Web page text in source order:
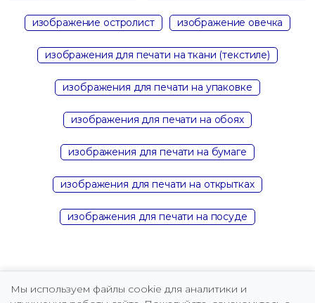
изображение остролист изображение овечка
изображения для печати на ткани (текстиле)
изображения для печати на упаковке
изображения для печати на обоях
изображения для печати на бумаге
изображения для печати на открытках
изображения для печати на посуде
Мы используем файлы cookie для аналитики и